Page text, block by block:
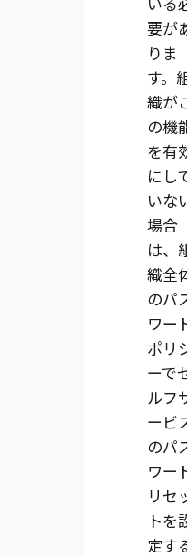
要が
りま
す。
織が
の機
を有
にし
いな
場合
は、
織全
のパ
ワー
ポリ
ーで
ルフ
ービ
のパ
ワー
リセ
トを
定す